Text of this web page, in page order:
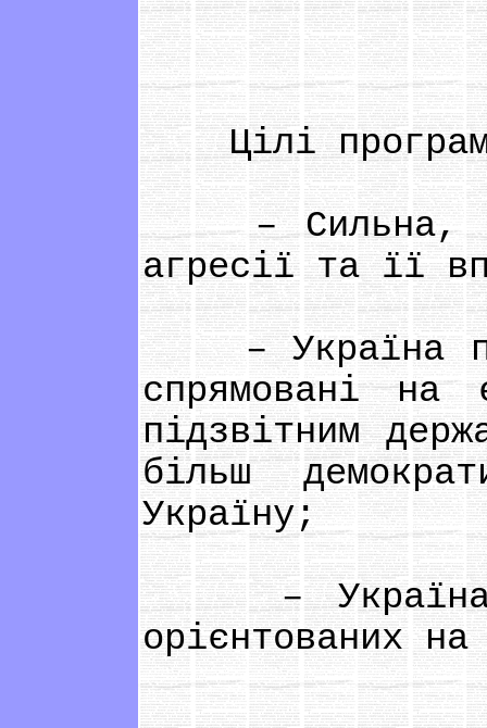
Цілі
– Сильна,
агресії та її
– Україна
спрямовані на
підзвітним
більш
Україну;
– Україна
орієнтованих